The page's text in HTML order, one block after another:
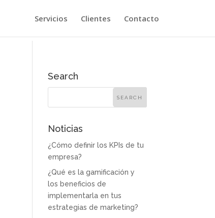
Servicios Clientes Contacto
Search
Noticias
¿Cómo definir los KPIs de tu
empresa?
¿Qué es la gamificación y
los beneficios de
implementarla en tus
estrategias de marketing?